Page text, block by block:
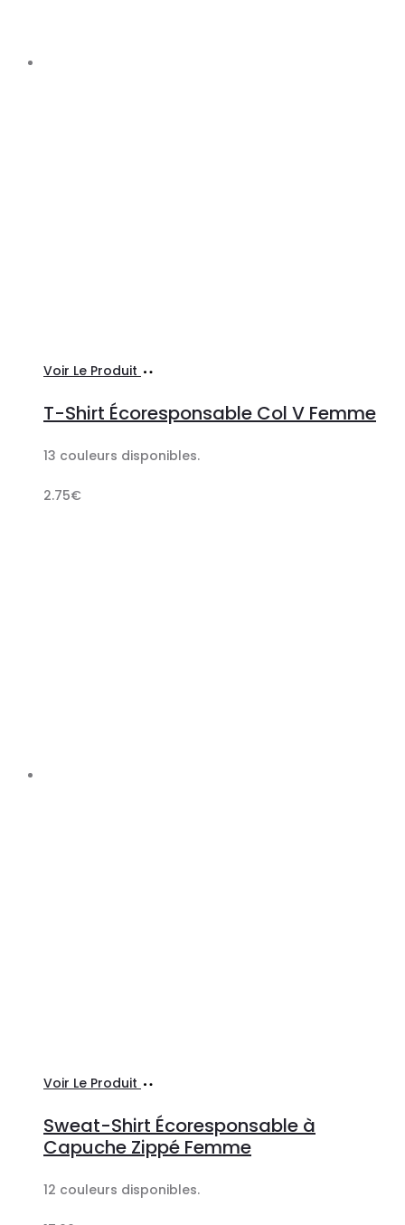
Voir Le Produit
panier
T-Shirt Écoresponsable Col V Femme
13 couleurs disponibles.
2.75€
Voir Le Produit
panier
Sweat-Shirt Écoresponsable à
Capuche Zippé Femme
12 couleurs disponibles.